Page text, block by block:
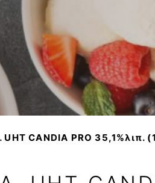
Βούτυρο αγελαδινό
Βούτυρο πρόβειο-γίδινο
Γιαούρτι
Τυρί κρέμα
Φυτική Κρέμα
ΚΟΚΚΟΙ ΚΑΚΑΟ
Βούτυρο κακάο
Variegato
Σιρόπια
CANDIA PRO 35,1%λιπ.